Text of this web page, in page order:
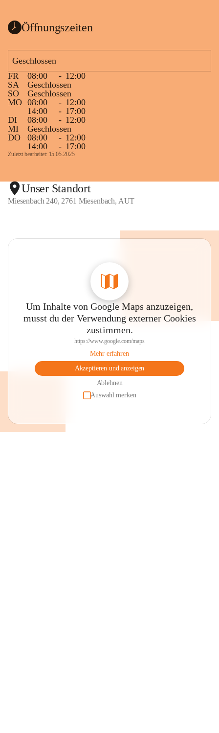
Öffnungszeiten
Geschlossen
FR
08:00 - 12:00
SA
Geschlossen
SO
Geschlossen
MO 08:00 - 12:00
14:00
- 17:00
DI
08:00 - 12:00
MI
Geschlossen
DO
08:00 - 12:00
14:00
- 17:00
Zuletzt bearbeitet: 15.05.2025
Unser Standort
Miesenbach 240, 2761 Miesenbach, AUT
Um Inhalte von Google Maps anzuzeigen,
musst du der Verwendung externer Cookies
zustimmen.
https://www.google.com/maps
Mehr erfahren
Akzeptieren und anzeigen
Ablehnen
Auswahl merken